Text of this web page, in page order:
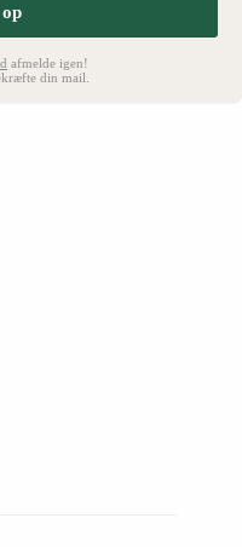
afmelde igen!
din mail.